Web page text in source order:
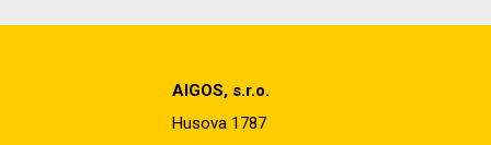
AIGOS, s.r.o.
Husova 1787